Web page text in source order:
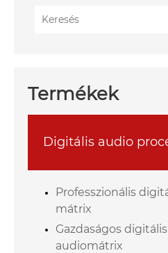
Termékek
Digitális audio
Professzionális
mátrix
Gazdaságos digitális
audiomátrix